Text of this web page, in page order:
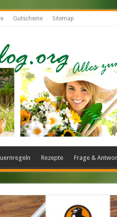
Gutscheine Sitemap
Rezepte Frage &